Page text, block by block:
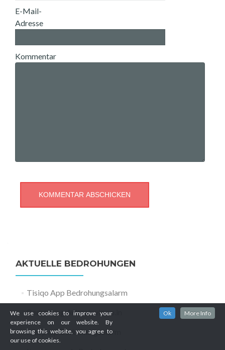
E-Mail-
Adresse
Kommentar
AKTUELLE BEDROHUNGEN
Tisiqo App Bedrohungsalarm
Bedrohung Avitechwin.co.in
JoafjApp Bedrohungsalarm
We use cookies to improve your
experience on our website. By
browsing this website, you agree to
our use of cookies.
Ok More Info